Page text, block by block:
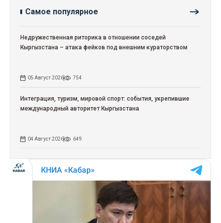
Самое популярное
Недружественная риторика в отношении соседей
Кыргызстана – атака фейков под внешним кураторством
05 Август 2026 754
Интеграция, туризм, мировой спорт: события, укрепившие
международный авторитет Кыргызстана
04 Август 2026 649